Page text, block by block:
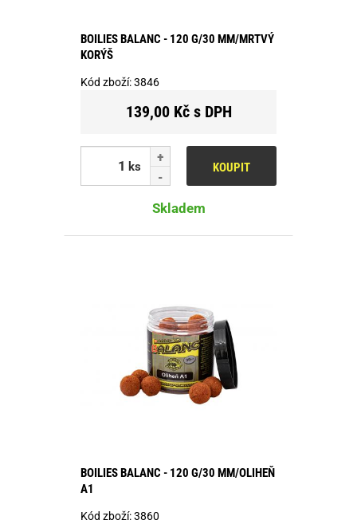
BOILIES BALANC - 120 G/30 MM/MRTVÝ
KORÝŠ
Kód zboží:3846
139,00 Kč s DPH
ks KOUPIT
Skladem
BOILIES BALANC - 120 G/30 MM/OLIHEŇ
A1
Kód zboží:3860